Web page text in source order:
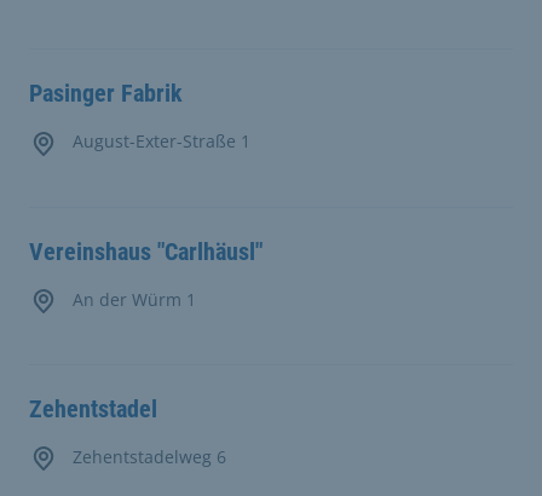
Pasinger Fabrik
August-Exter-Straße 1
Vereinshaus "Carlhäusl"
An der Würm 1
Zehentstadel
Zehentstadelweg 6